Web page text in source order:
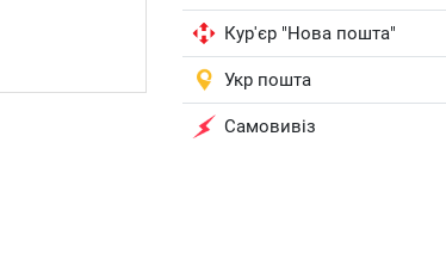
Кур'єр "Нова пошта"
Укр пошта
Самовивіз